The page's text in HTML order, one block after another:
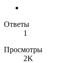
Ответы
1
Просмотры
2K